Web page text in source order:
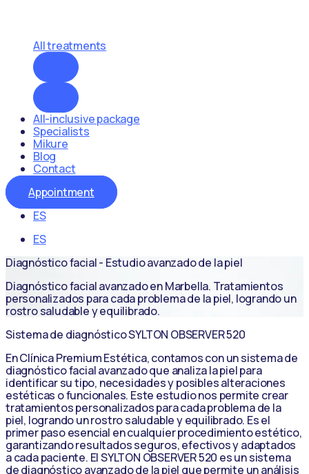
All treatments
All-inclusive package
Specialists
Mikure
Blog
Contact
Appointment
ES
ES
Diagnóstico facial - Estudio avanzado de la piel
Diagnóstico facial avanzado en Marbella. Tratamientos
personalizados para cada problema de la piel, logrando un
rostro saludable y equilibrado.
Sistema de diagnóstico SYLTON OBSERVER 520
En Clínica Premium Estética, contamos con un sistema de
diagnóstico facial avanzado que analiza la piel para
identificar su tipo, necesidades y posibles alteraciones
estéticas o funcionales. Este estudio nos permite crear
tratamientos personalizados para cada problema de la
piel, logrando un rostro saludable y equilibrado. Es el
primer paso esencial en cualquier procedimiento estético,
garantizando resultados seguros, efectivos y adaptados
a cada paciente. El SYLTON OBSERVER 520 es un sistema
de diagnóstico avanzado de la piel que permite un análisis